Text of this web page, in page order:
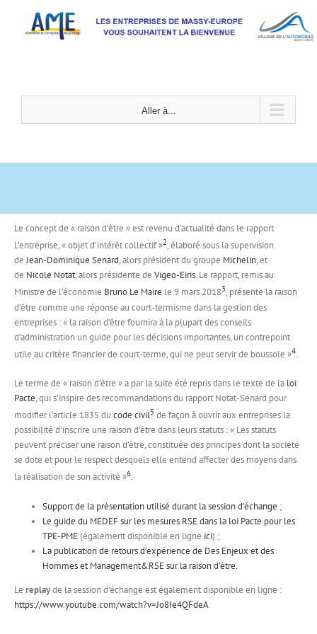
contenu
Aller à...
Le concept de « raison d’être » est revenu d’actualité dans le rapport
L’entreprise, « objet d’intérêt collectif »2, élaboré sous la supervision
deJean-Dominique Senard, alors président du groupe Michelin, et
de Nicole Notat, alors présidente de Vigeo-Eiris. Le rapport, remis au
Ministre de l’économie Bruno Le Maire le 9 mars 20183, présente la raison
d’être comme une réponse au court-termisme dans la gestion des
entreprises : « la raison d’être fournira à la plupart des conseils
d’administration un guide pour les décisions importantes, un contrepoint
utile au critère financier de court-terme, qui ne peut servir de boussole »4.
Le terme de « raison d’être » a par la suite été repris dans le texte de la loi
Pacte, qui s’inspire des recommandations du rapport Notat-Senard pour
modifier l’article 1835 du code civil5 de façon à ouvrir aux entreprises la
possibilité d’inscrire une raison d’être dans leurs statuts : « Les statuts
peuvent préciser une raison d’être, constituée des principes dont la société
se dote et pour le respect desquels elle entend affecter des moyens dans
la réalisation de son activité »6.
Support de la présentation utilisé durant la session d’échange ;
Le guide du MEDEF sur les mesures RSE dans la loi Pacte pour les
TPE-PME(également disponible en ligne ici) ;
La publication de retours d’expérience de Des Enjeux et des
Hommes et Management&RSE sur la raison d’être.
Le replayde la session d’échange est également disponible en ligne :
https://www.youtube.com/watch?v=Jo8Ie4QFdeA